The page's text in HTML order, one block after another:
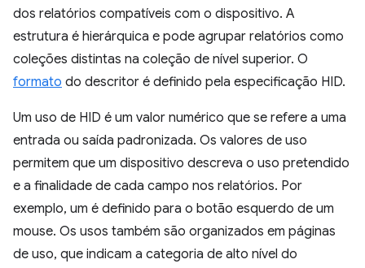
dos relatórios compatíveis com o dispositivo. A
estrutura é hierárquica e pode agrupar relatórios como
coleções distintas na coleção de nível superior. O
formato do descritor é definido pela especificação HID.
Um uso de HID é um valor numérico que se refere a uma
entrada ou saída padronizada. Os valores de uso
permitem que um dispositivo descreva o uso pretendido
e a finalidade de cada campo nos relatórios. Por
exemplo, um é definido para o botão esquerdo de um
mouse. Os usos também são organizados em páginas
de uso, que indicam a categoria de alto nível do